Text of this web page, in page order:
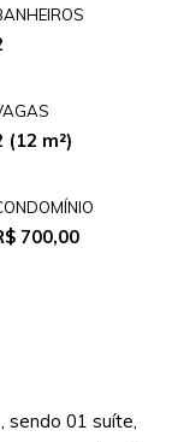
(12 m²)
700,00
sendo 01 suíte,